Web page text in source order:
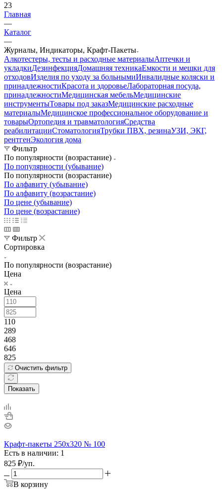
23
Главная
—
Каталог
—
Журналы, Индикаторы, Крафт-Пакеты
Алкотестеры, тесты и расходные материалыАптечки и
укладкиДезинфекцияДомашняя техникаЕмкости и мешки для
отходовИзделия по уходу за больнымиИнвалидные коляски и
принадлежностиКрасота и здоровьеЛабораторная посуда,
принадлежностиМедицинская мебельМедицинские
инструментыТовары под заказМедицинские расходные
материалыМедицинское профессиональное оборудование и
товарыОртопедия и травматологияСредства
реабилитацииСтоматологияТрубки ПВХ, резинаУЗИ, ЭКГ,
рентгенЭкология дома
Фильтр
По популярности (возрастание)
По популярности (убывание)
По популярности (возрастание)
По алфавиту (убывание)
По алфавиту (возрастание)
По цене (убывание)
По цене (возрастание)
Фильтр
Сортировка
По популярности (возрастание)
Цена
Цена
110
289
468
646
825
Очистить фильтр
Показать
Крафт-пакеты 250х320 № 100
Есть в наличии: 1
825 ₽/уп.
В корзину